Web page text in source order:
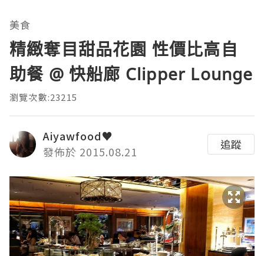
美食
精緻奪目甜品花園 性價比高自
助餐 @ 快船廊 Clipper Lounge
瀏覽次數:23215
Aiyawfood♥
發佈於 2015.08.21
追蹤